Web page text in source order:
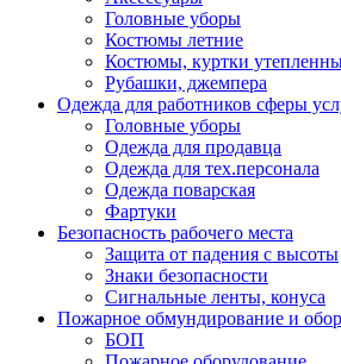
Головные уборы
Костюмы летние
Костюмы, куртки
Рубашки, джемпера
Одежда для работников сферы
Головные уборы
Одежда для продавца
Одежда для тех.персонала
Одежда поварская
Фартуки
Безопасность рабочего места
Защита от падения с высоты
Знаки безопасности
Сигнальные ленты, конуса
Пожарное обмундирование и
БОП